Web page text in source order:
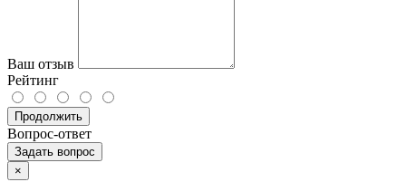
Ваш отзыв
Рейтинг
Продолжить
Вопрос-ответ
Задать вопрос
×